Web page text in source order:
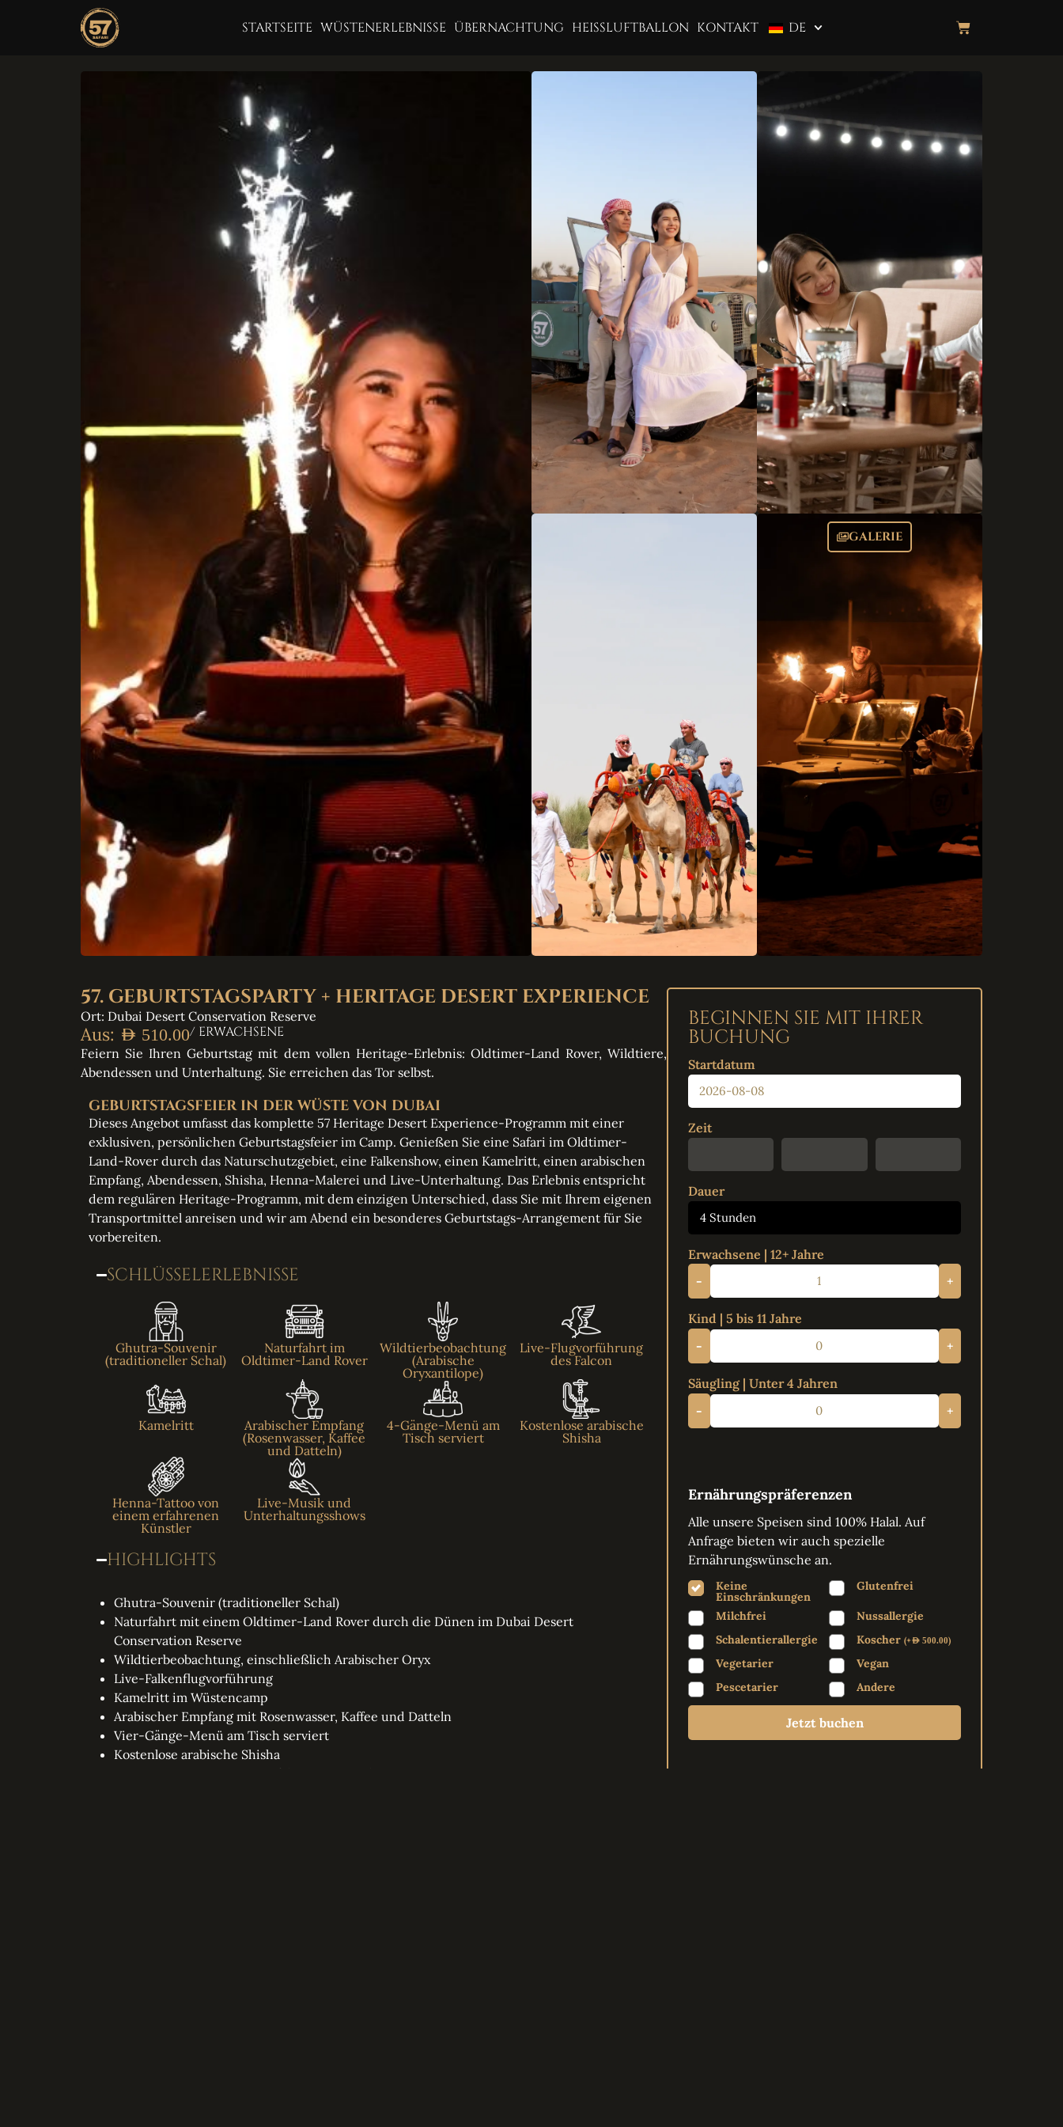
STARTSEITE WÜSTENERLEBNISSE ÜBERNACHTUNG HEISSLUFTBALLON KONTAKT DE
GALERIE
57. GEBURTSTAGSPARTY + HERITAGE DESERT EXPERIENCE
Ort: Dubai Desert Conservation Reserve
Aus: AED 510.00/ ERWACHSENE
Feiern Sie Ihren Geburtstag mit dem vollen Heritage-Erlebnis: Oldtimer-Land Rover, Wildtiere,
Abendessen und Unterhaltung. Sie erreichen das Tor selbst.
GEBURTSTAGSFEIER IN DER WÜSTE VON DUBAI
Dieses Angebot umfasst das komplette 57 Heritage Desert Experience-Programm mit einer
exklusiven, persönlichen Geburtstagsfeier im Camp. Genießen Sie eine Safari im Oldtimer-
Land-Rover durch das Naturschutzgebiet, eine Falkenshow, einen Kamelritt, einen arabischen
Empfang, Abendessen, Shisha, Henna-Malerei und Live-Unterhaltung. Das Erlebnis entspricht
dem regulären Heritage-Programm, mit dem einzigen Unterschied, dass Sie mit Ihrem eigenen
Transportmittel anreisen und wir am Abend ein besonderes Geburtstags-Arrangement für Sie
vorbereiten.
SCHLÜSSELERLEBNISSE
Ghutra-Souvenir
(traditioneller Schal)
Naturfahrt im
Oldtimer-Land Rover
Wildtierbeobachtung
(Arabische
Oryxantilope)
Live-Flugvorführung
des Falcon
Kamelritt
Arabischer Empfang
(Rosenwasser, Kaffee
und Datteln)
4-Gänge-Menü am
Tisch serviert
Kostenlose arabische
Shisha
Henna-Tattoo von
einem erfahrenen
Künstler
Live-Musik und
Unterhaltungsshows
HIGHLIGHTS
Ghutra-Souvenir (traditioneller Schal)
Naturfahrt mit einem Oldtimer-Land Rover durch die Dünen im Dubai Desert
Conservation Reserve
Wildtierbeobachtung, einschließlich Arabischer Oryx
Live-Falkenflugvorführung
Kamelritt im Wüstencamp
Arabischer Empfang mit Rosenwasser, Kaffee und Datteln
Vier-Gänge-Menü am Tisch serviert
Kostenlose arabische Shisha
Henna-Tattoo von einem erfahrenen Künstler
BEGINNEN SIE MIT IHRER
BUCHUNG
Startdatum
Zeit
Dauer
4 Stunden
Erwachsene | 12+ Jahre
-
+
Kind | 5 bis 11 Jahre
-
+
Säugling | Unter 4 Jahren
-
+
Ernährungspräferenzen
Alle unsere Speisen sind 100% Halal. Auf
Anfrage bieten wir auch spezielle
Ernährungswünsche an.
Keine
Einschränkungen
Glutenfrei
Milchfrei
Nussallergie
Schalentierallergie
Koscher (+AED500.00)
Vegetarier
Vegan
Pescetarier
Andere
Jetzt buchen